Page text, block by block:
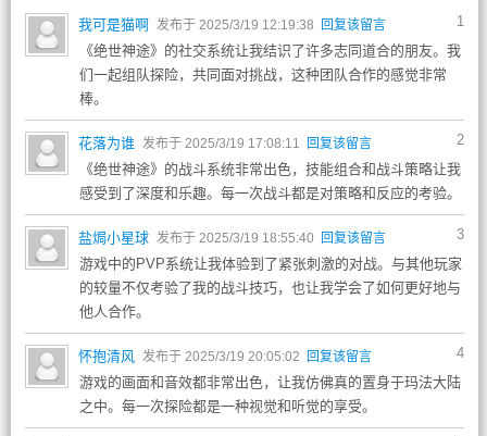
1
我可是猫啊 发布于 2025/3/19 12:19:38 回复该留言
《绝世神途》的社交系统让我结识了许多志同道合的朋友。我
们一起组队探险，共同面对挑战，这种团队合作的感觉非常
棒。
2
花落为谁 发布于 2025/3/19 17:08:11 回复该留言
《绝世神途》的战斗系统非常出色，技能组合和战斗策略让我
感受到了深度和乐趣。每一次战斗都是对策略和反应的考验。
3
盐焗小星球 发布于 2025/3/19 18:55:40 回复该留言
游戏中的PVP系统让我体验到了紧张刺激的对战。与其他玩家
的较量不仅考验了我的战斗技巧，也让我学会了如何更好地与
他人合作。
4
怀抱清风 发布于 2025/3/19 20:05:02 回复该留言
游戏的画面和音效都非常出色，让我仿佛真的置身于玛法大陆
之中。每一次探险都是一种视觉和听觉的享受。